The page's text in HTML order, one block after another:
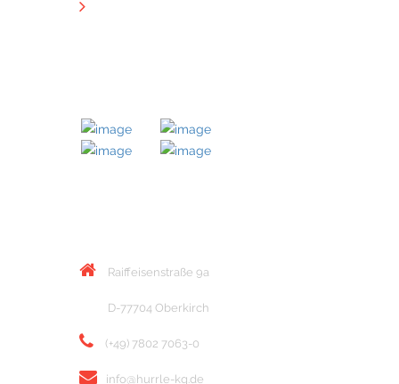
Raiffeisenstraße 9a
D-77704 Oberkirch
(+49) 7802 7063-0
info@hurrle-kg.de